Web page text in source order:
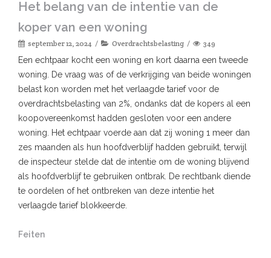
Het belang van de intentie van de
koper van een woning
september 12, 2024 Overdrachtsbelasting 349
Een echtpaar kocht een woning en kort daarna een tweede
woning. De vraag was of de verkrijging van beide woningen
belast kon worden met het verlaagde tarief voor de
overdrachtsbelasting van 2%, ondanks dat de kopers al een
koopovereenkomst hadden gesloten voor een andere
woning. Het echtpaar voerde aan dat zij woning 1 meer dan
zes maanden als hun hoofdverblijf hadden gebruikt, terwijl
de inspecteur stelde dat de intentie om de woning blijvend
als hoofdverblijf te gebruiken ontbrak. De rechtbank diende
te oordelen of het ontbreken van deze intentie het
verlaagde tarief blokkeerde.
Feiten